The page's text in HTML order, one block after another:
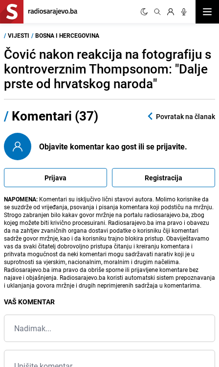
/ VIJESTI / BOSNA I HERCEGOVINA
Čović nakon reakcija na fotografiju s
kontroverznim Thompsonom: "Dalje
prste od hrvatskog naroda"
/ Komentari (37) Povratak na članak
Objavite komentar kao gost ili se prijavite.
Prijava Registracija
NAPOMENA: Komentari su isključivo lični stavovi autora. Molimo korisnike da
se suzdrže od vrijeđanja, psovanja i pisanja komentara koji podstiču na mržnju.
Strogo zabranjen bilo kakav govor mržnje na portalu radiosarajevo.ba, zbog
kojeg možete biti krivično procesuirani. Radiosarajevo.ba ima pravo i obavezu
da na zahtjev zvaničnih organa dostavi podatke o korisniku čiji komentari
sadrže govor mržnje, kao i da korisniku trajno blokira pristup. Obaviještavamo
vas da svaki čitatelj dobrovoljno pristupa čitanju i kreiranju komentara i
prihvata mogućnost da neki komentari mogu sadržavati narativ koji je u
suprotnosti sa vjerskim, nacionalnim, moralnim i drugim načelima.
Radiosarajevo.ba ima pravo da obriše sporne ili prijavljene komentare bez
najave i objašnjenja. Radiosarajevo.ba koristi automatski sistem prepoznavanja
i uklanjanja govora mržnje i drugih neprimjerenih sadržaja u komentarima.
VAŠ KOMENTAR